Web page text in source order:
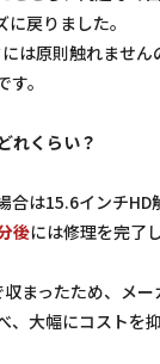
戻りました。
は原則触れません
。
れくらい？
合は15.6インチ
後には修理を完了
まったため、メ
、大幅にコストを